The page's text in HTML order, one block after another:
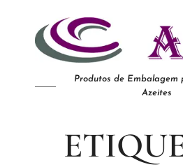
Produtos de Embalagem
Azeites